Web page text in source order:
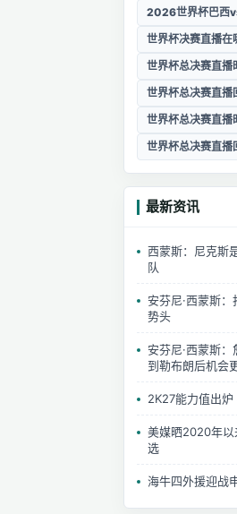
2026世界杯巴西
世界杯决赛直播在
世界杯总决赛直播
世界杯总决赛直播
世界杯总决赛直播
世界杯总决赛直播
最新资讯
西蒙斯：尼克斯
队
安芬尼·西蒙斯
势头
安芬尼·西蒙斯
到勒布朗后机会
2K27能力值出
美媒晒2020年以
选
海牛四外援迎战